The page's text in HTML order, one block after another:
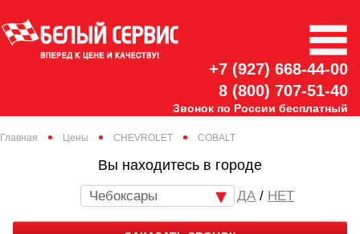
+7 (927) 668-44-00
8 (800) 707-51-40
Звонок по России бесплатный
Главная Цены CHEVROLET COBALT
Вы находитесь в городе
Чебоксары / НЕТ